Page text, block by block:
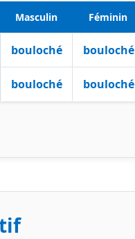
Masculin Féminin
bouloché bouloché
bouloché bouloché